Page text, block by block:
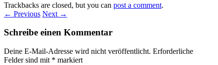
Trackbacks are closed, but you can post a comment.
← Previous Next →
Schreibe einen Kommentar
Deine E-Mail-Adresse wird nicht veröffentlicht. Erforderliche
Felder sind mit * markiert